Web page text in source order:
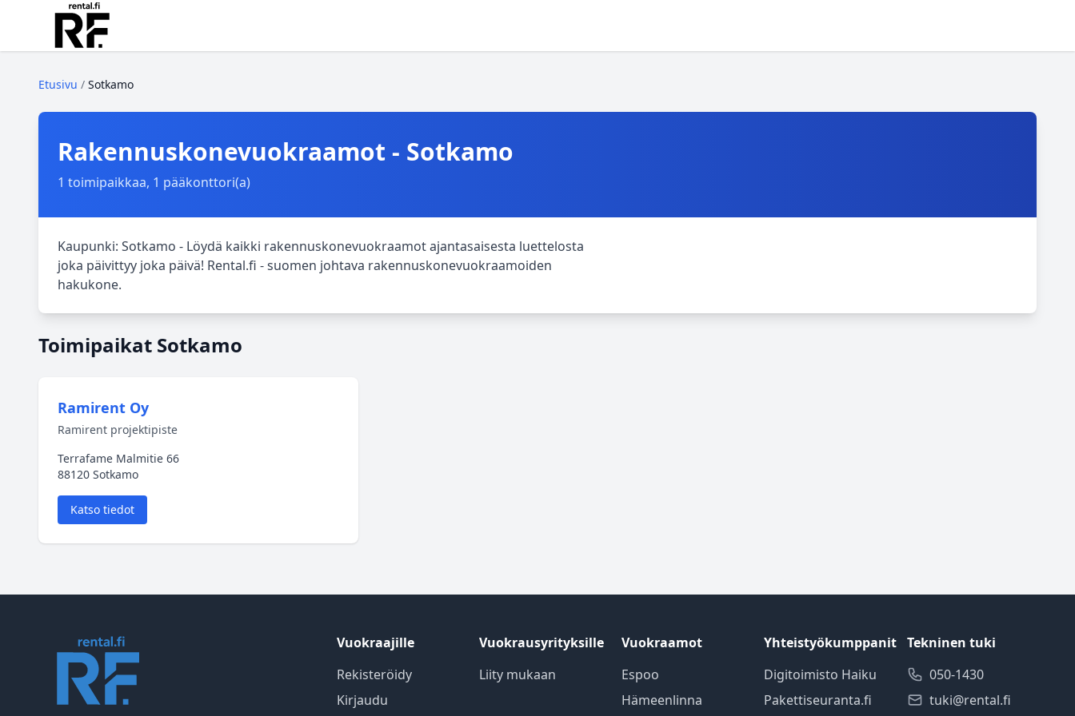
Etusivu / Sotkamo
Rakennuskonevuokraamot - Sotkamo
1 toimipaikkaa, 1 pääkonttori(a)
Kaupunki: Sotkamo - Löydä kaikki rakennuskonevuokraamot ajantasaisesta luettelosta
joka päivittyy joka päivä! Rental.fi - suomen johtava rakennuskonevuokraamoiden
hakukone.
Toimipaikat Sotkamo
Ramirent Oy
Ramirent projektipiste
Terrafame Malmitie 66
88120 Sotkamo
Katso tiedot
Vuokraajille
Rekisteröidy
Kirjaudu
Vuokrausyrityksille
Liity mukaan
Vuokraamot
Espoo
Hämeenlinna
Yhteistyökumppanit
Digitoimisto Haiku
Pakettiseuranta.fi
Tekninen tuki
050-1430
tuki@rental.fi